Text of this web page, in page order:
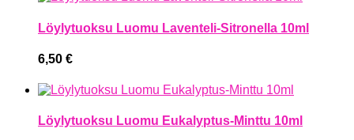
Löylytuoksu Luomu Laventeli-Sitronella 10ml
6,50 €
Löylytuoksu Luomu Eukalyptus-Minttu 10ml